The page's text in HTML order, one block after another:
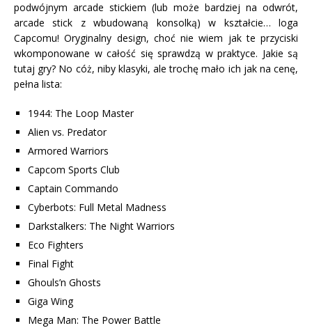
podwójnym arcade stickiem (lub może bardziej na odwrót,
arcade stick z wbudowaną konsolką) w kształcie… loga
Capcomu! Oryginalny design, choć nie wiem jak te przyciski
wkomponowane w całość się sprawdzą w praktyce. Jakie są
tutaj gry? No cóż, niby klasyki, ale trochę mało ich jak na cenę,
pełna lista:
1944: The Loop Master
Alien vs. Predator
Armored Warriors
Capcom Sports Club
Captain Commando
Cyberbots: Full Metal Madness
Darkstalkers: The Night Warriors
Eco Fighters
Final Fight
Ghouls’n Ghosts
Giga Wing
Mega Man: The Power Battle